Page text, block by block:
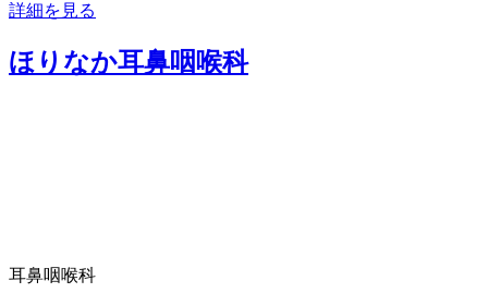
詳細を見る
ほりなか耳鼻咽喉科
耳鼻咽喉科